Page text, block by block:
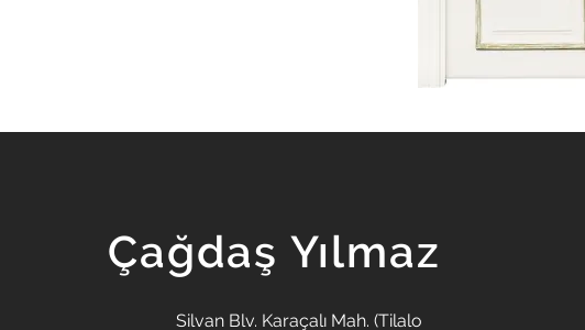
Çağdaş Yılmaz
Silvan Blv. Karaçalı Mah. (Tilalo